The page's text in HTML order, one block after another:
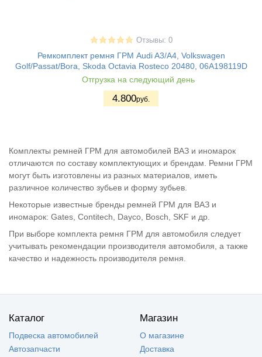
Отзывы: 0
Ремкомплект ремня ГРМ Audi A3/A4, Volkswagen
Golf/Passat/Bora, Skoda Octavia Rosteco 20480, 06A198119D
Отгрузка на следующий день
4.800руб.
Комплекты ремней ГРМ для автомобилей ВАЗ и иномарок
отличаются по составу комплектующих и брендам. Ремни ГРМ
могут быть изготовлены из разных материалов, иметь
различное количество зубьев и форму зубьев.
Некоторые известные бренды ремней ГРМ для ВАЗ и
иномарок: Gates, Contitech, Dayco, Bosch, SKF и др.
При выборе комплекта ремня ГРМ для автомобиля следует
учитывать рекомендации производителя автомобиля, а также
качество и надежность производителя ремня.
Каталог
Подвеска автомобилей
Автозапчасти
Магазин
О магазине
Доставка